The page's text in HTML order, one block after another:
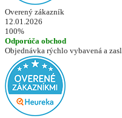
Overený zákazník
12.01.2026
100%
Odporúča obchod
Objednávka rýchlo vybavená a